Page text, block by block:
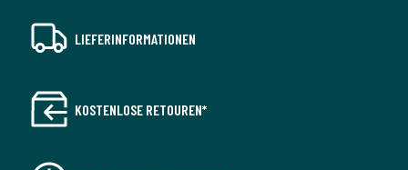
LIEFERINFORMATIONEN
KOSTENLOSE RETOUREN*